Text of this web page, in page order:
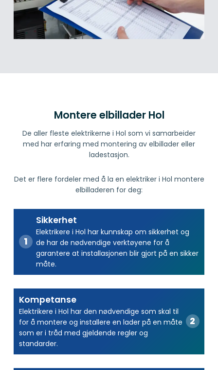
Montere elbillader Hol
De aller fleste elektrikerne i Hol som vi samarbeider
med har erfaring med montering av elbillader eller
ladestasjon.
Det er flere fordeler med å la en elektriker i Hol montere
elbilladeren for deg:
Sikkerhet
Elektrikere i Hol har kunnskap om sikkerhet og
de har de nødvendige verktøyene for å
garantere at installasjonen blir gjort på en sikker
måte.
Kompetanse
Elektrikere i Hol har den nødvendige som skal til
for å montere og installere en lader på en måte
som er i tråd med gjeldende regler og
standarder.